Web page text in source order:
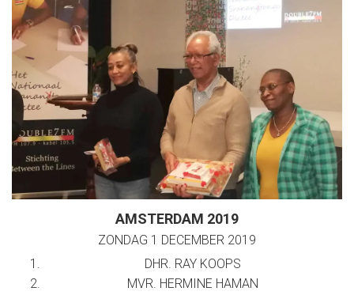
AMSTERDAM 2019
ZONDAG 1 DECEMBER 2019
DHR. RAY KOOPS
MVR. HERMINE HAMAN